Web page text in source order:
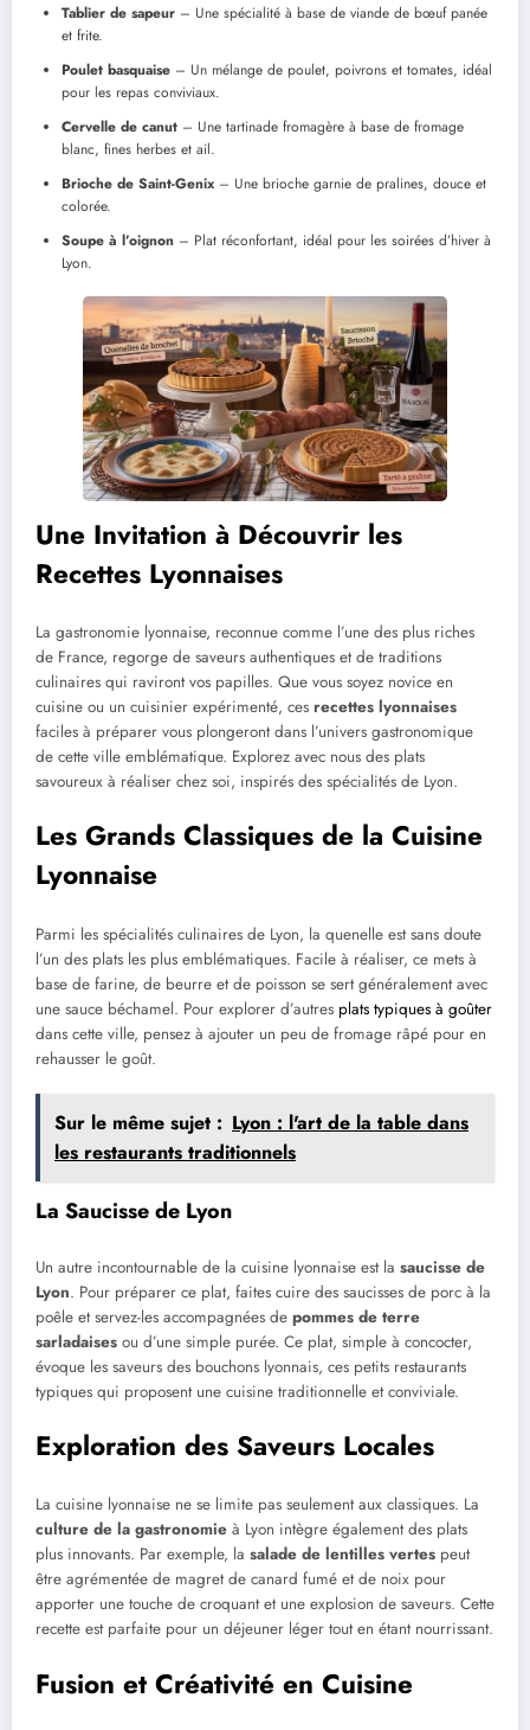
Tablier de sapeur – Une spécialité à base de viande de bœuf panée
et frite.
Poulet basquaise – Un mélange de poulet, poivrons et tomates, idéal
pour les repas conviviaux.
Cervelle de canut – Une tartinade fromagère à base de fromage
blanc, fines herbes et ail.
Brioche de Saint-Genix – Une brioche garnie de pralines, douce et
colorée.
Soupe à l’oignon – Plat réconfortant, idéal pour les soirées d’hiver à
Lyon.
Une Invitation à Découvrir les
Recettes Lyonnaises
La gastronomie lyonnaise, reconnue comme l’une des plus riches
de France, regorge de saveurs authentiques et de traditions
culinaires qui raviront vos papilles. Que vous soyez novice en
cuisine ou un cuisinier expérimenté, ces recettes lyonnaises
faciles à préparer vous plongeront dans l’univers gastronomique
de cette ville emblématique. Explorez avec nous des plats
savoureux à réaliser chez soi, inspirés des spécialités de Lyon.
Les Grands Classiques de la Cuisine
Lyonnaise
Parmi les spécialités culinaires de Lyon, la quenelle est sans doute
l’un des plats les plus emblématiques. Facile à réaliser, ce mets à
base de farine, de beurre et de poisson se sert généralement avec
une sauce béchamel. Pour explorer d’autres plats typiques à goûter
dans cette ville, pensez à ajouter un peu de fromage râpé pour en
rehausser le goût.
Sur le même sujet : Lyon : l'art de la table dans
les restaurants traditionnels
La Saucisse de Lyon
Un autre incontournable de la cuisine lyonnaise est la saucisse de
Lyon. Pour préparer ce plat, faites cuire des saucisses de porc à la
poêle et servez-les accompagnées de pommes de terre
sarladaises ou d’une simple purée. Ce plat, simple à concocter,
évoque les saveurs des bouchons lyonnais, ces petits restaurants
typiques qui proposent une cuisine traditionnelle et conviviale.
Exploration des Saveurs Locales
La cuisine lyonnaise ne se limite pas seulement aux classiques. La
culture de la gastronomie à Lyon intègre également des plats
plus innovants. Par exemple, la salade de lentilles vertes peut
être agrémentée de magret de canard fumé et de noix pour
apporter une touche de croquant et une explosion de saveurs. Cette
recette est parfaite pour un déjeuner léger tout en étant nourrissant.
Fusion et Créativité en Cuisine